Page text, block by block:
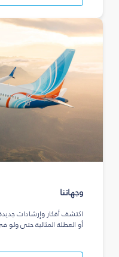
وجهاتنا
اكتشف أفكار وإرشادات
أو العطلة المثالية حتى ولو